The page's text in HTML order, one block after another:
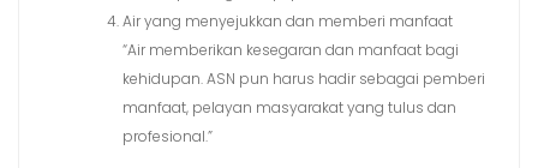
Air yang menyejukkan dan memberi manfaat
“Air memberikan kesegaran dan manfaat bagi
kehidupan. ASN pun harus hadir sebagai pemberi
manfaat, pelayan masyarakat yang tulus dan
profesional.”